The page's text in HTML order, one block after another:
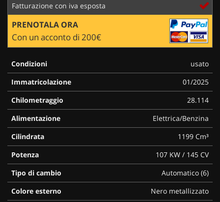
Fatturazione con iva esposta
PRENOTALA ORA
Con un acconto di 200€
Condizioni
usato
Immatricolazione
01/2025
Chilometraggio
28.114
Alimentazione
Elettrica/Benzina
Cilindrata
1199 Cm³
Potenza
107 KW / 145 CV
Tipo di cambio
Automatico (6)
Colore esterno
Nero metallizzato